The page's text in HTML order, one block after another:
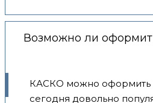
Возможно ли
КАСКО можно оформить
сегодня довольно